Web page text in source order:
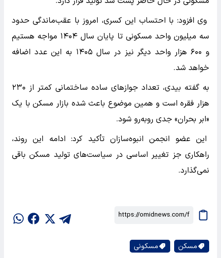
وی افزود: با احتساب این کسری، امروز با عقب‌ماندگی حدود
سه میلیون واحد مسکونی تا پایان سال ۱۴۰۴ مواجه هستیم
و ۶۰۰ هزار واحد دیگر نیز در سال ۱۴۰۵ به این عدد اضافه
خواهد شد.
به گفته بیدی، تعداد جوازهای ساده ساختمانی کمتر از ۲۳۰
هزار فقره است و همین موضوع باعث شده بازار مسکن با یک
«ابر بحران» جدی روبه‌رو شود.
این عضو انجمن انبوه‌سازان تأکید کرد: ادامه این روند،
راهکاری جز تغییر اساسی در سیاست‌های تولید مسکن باقی
نمی‌گذارد.
مسکن مسکونی